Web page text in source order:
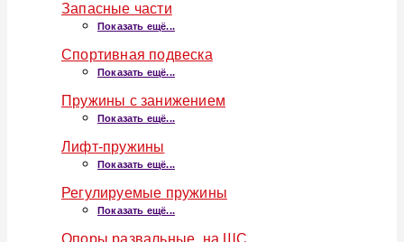
Запасные части
Показать ещё...
Спортивная подвеска
Показать ещё...
Пружины с занижением
Показать ещё...
Лифт-пружины
Показать ещё...
Регулируемые пружины
Показать ещё...